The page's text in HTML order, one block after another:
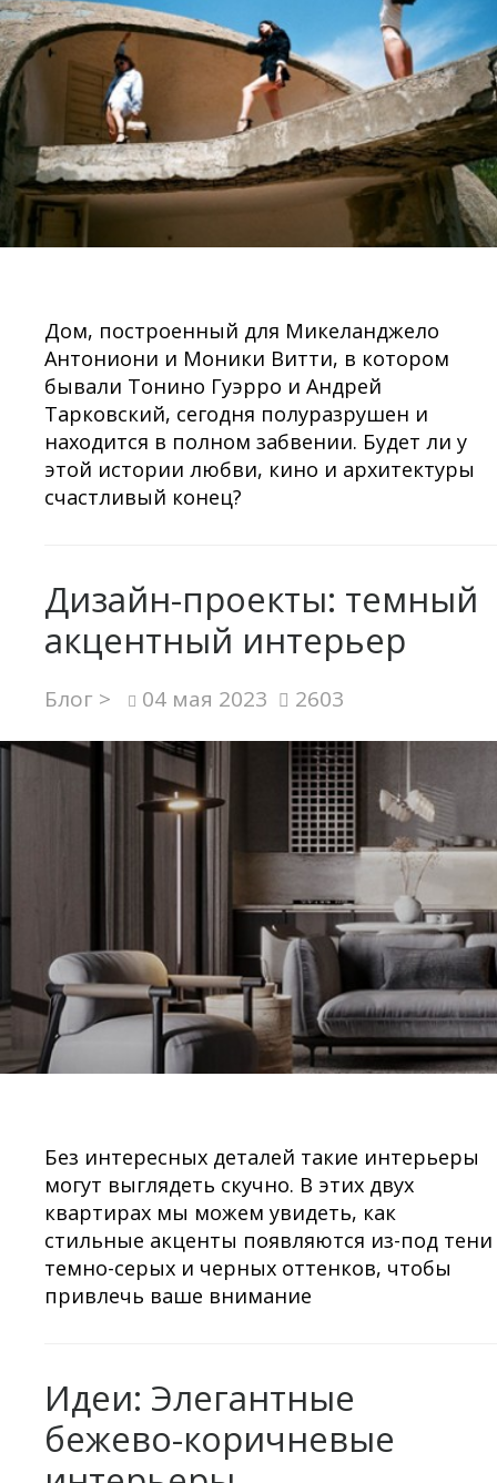
Дом, построенный для Микеланджело
Антониони и Моники Витти, в котором
бывали Тонино Гуэрро и Андрей
Тарковский, сегодня полуразрушен и
находится в полном забвении. Будет ли у
этой истории любви, кино и архитектуры
счастливый конец?
Дизайн-проекты: темный
акцентный интерьер
Блог > 04 мая 2023 2603
Без интересных деталей такие интерьеры
могут выглядеть скучно. В этих двух
квартирах мы можем увидеть, как
стильные акценты появляются из-под тени
темно-серых и черных оттенков, чтобы
привлечь ваше внимание
Идеи: Элегантные
бежево-коричневые